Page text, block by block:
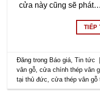
cửa này cũng sẽ phát…
TIẾP
Đăng trong Báo giá,Tin tức
vân gỗ,cửa chính thép vân
tại thủ đức,cửa thép vân gỗ